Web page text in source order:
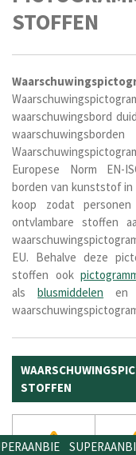
STOFFEN
waarschuwingsbord
Europese Norm EN-
borden van kunststof in
koop zodat
ontvlambare stoffen
EU. Behalve deze
stoffen ook
alsblusmiddelen en
STOFFEN